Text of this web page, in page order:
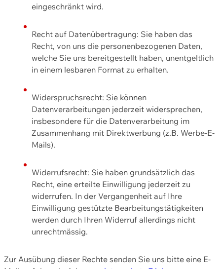
eingeschränkt wird.
Recht auf Datenübertragung: Sie haben das
Recht, von uns die personenbezogenen Daten,
welche Sie uns bereitgestellt haben, unentgeltlich
in einem lesbaren Format zu erhalten.
Widerspruchsrecht: Sie können
Datenverarbeitungen jederzeit widersprechen,
insbesondere für die Datenverarbeitung im
Zusammenhang mit Direktwerbung (z.B. Werbe-E-
Mails).
Widerrufsrecht: Sie haben grundsätzlich das
Recht, eine erteilte Einwilligung jederzeit zu
widerrufen. In der Vergangenheit auf Ihre
Einwilligung gestützte Bearbeitungstätigkeiten
werden durch Ihren Widerruf allerdings nicht
unrechtmässig.
Zur Ausübung dieser Rechte senden Sie uns bitte eine E-